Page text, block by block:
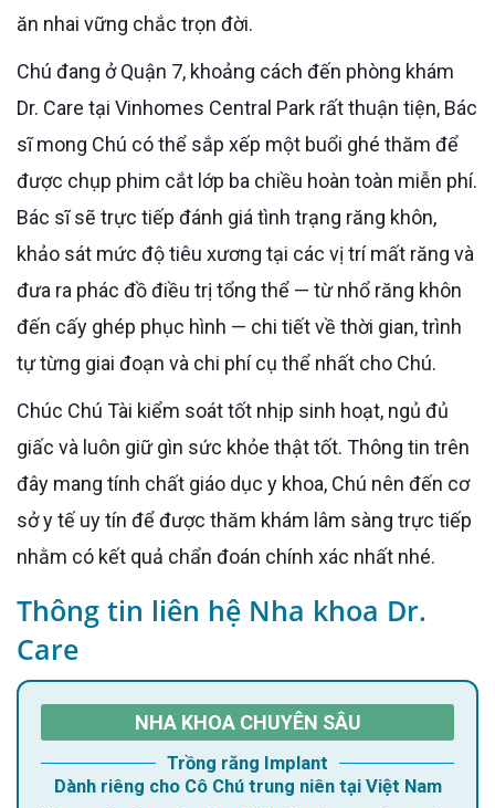
ăn nhai vững chắc trọn đời.
Chú đang ở Quận 7, khoảng cách đến phòng khám
Dr. Care tại Vinhomes Central Park rất thuận tiện, Bác
sĩ mong Chú có thể sắp xếp một buổi ghé thăm để
được chụp phim cắt lớp ba chiều hoàn toàn miễn phí.
Bác sĩ sẽ trực tiếp đánh giá tình trạng răng khôn,
khảo sát mức độ tiêu xương tại các vị trí mất răng và
đưa ra phác đồ điều trị tổng thể — từ nhổ răng khôn
đến cấy ghép phục hình — chi tiết về thời gian, trình
tự từng giai đoạn và chi phí cụ thể nhất cho Chú.
Chúc Chú Tài kiểm soát tốt nhịp sinh hoạt, ngủ đủ
giấc và luôn giữ gìn sức khỏe thật tốt. Thông tin trên
đây mang tính chất giáo dục y khoa, Chú nên đến cơ
sở y tế uy tín để được thăm khám lâm sàng trực tiếp
nhằm có kết quả chẩn đoán chính xác nhất nhé.
Thông tin liên hệ Nha khoa Dr.
Care
NHA KHOA CHUYÊN SÂU
Trồng răng Implant
Dành riêng cho Cô Chú trung niên tại Việt Nam